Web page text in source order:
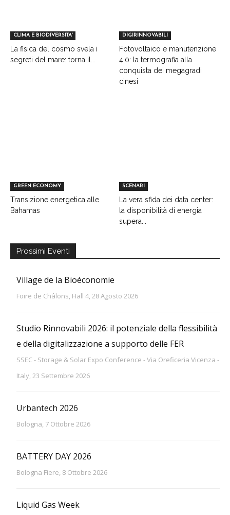
CLIMA E BIODIVERSITA'
La fisica del cosmo svela i
segreti del mare: torna il...
DIGIRINNOVABILI
Fotovoltaico e manutenzione
4.0: la termografia alla
conquista dei megagradi
cinesi
GREEN ECONOMY
Transizione energetica alle
Bahamas
SCENARI
La vera sfida dei data center:
la disponibilità di energia
supera...
Prossimi Eventi
Village de la Bioéconomie
Foire de Châlons, Hall 4, 28 Agosto 2026
Studio Rinnovabili 2026: il potenziale della flessibilità
e della digitalizzazione a supporto delle FER
SSEC - Storage & Solar Expo Conference - Via Oreficeria Vicenza -
Italy, 23 Settembre 2026
Urbantech 2026
Bologna, 7 Ottobre 2026
BATTERY DAY 2026
Bologna Fiere, 8 Ottobre 2026
Liquid Gas Week